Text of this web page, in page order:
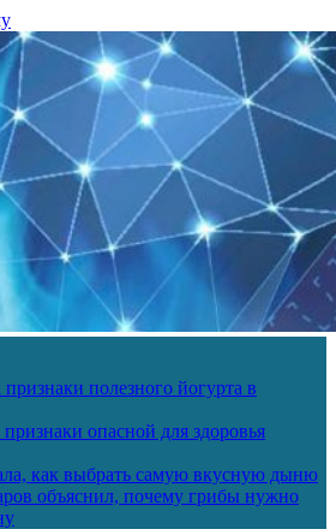
признаки полезного йогурта в
опасной для здоровья
как выбрать самую вкусную дыню
объяснил, почему грибы нужно